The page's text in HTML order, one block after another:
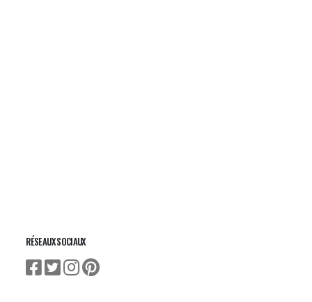
RÉSEAUX SOCIAUX